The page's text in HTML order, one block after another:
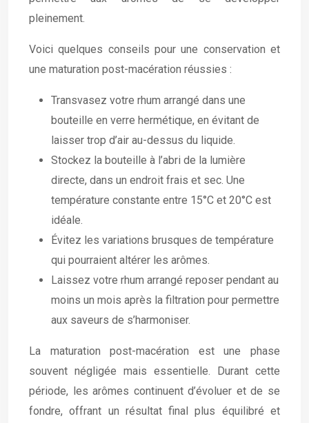
pleinement.
Voici quelques conseils pour une conservation et
une maturation post-macération réussies :
Transvasez votre rhum arrangé dans une
bouteille en verre hermétique, en évitant de
laisser trop d’air au-dessus du liquide.
Stockez la bouteille à l’abri de la lumière
directe, dans un endroit frais et sec. Une
température constante entre 15°C et 20°C est
idéale.
Évitez les variations brusques de température
qui pourraient altérer les arômes.
Laissez votre rhum arrangé reposer pendant au
moins un mois après la filtration pour permettre
aux saveurs de s’harmoniser.
La maturation post-macération est une phase
souvent négligée mais essentielle. Durant cette
période, les arômes continuent d’évoluer et de se
fondre, offrant un résultat final plus équilibré et